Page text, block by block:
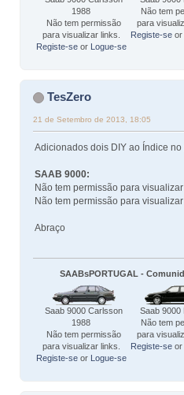
1988
Não tem permissão
para visualizar links.
Registe-seor Logue-se
Não tem
para
Registe-se or
TesZero
21 de Setembro de 2013, 18:05
Adicionados dois DIY ao Índice
SAAB 9000:
Não tem permissão para
Não tem permissão para
Abraço
SAABsPORTUGAL -
Saab 9000 Carlsson
1988
Não tem permissão
para visualizar links.
Registe-seor Logue-se
Saab 9000
Não tem
para
Registe-se or